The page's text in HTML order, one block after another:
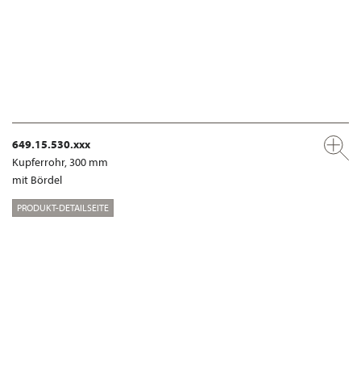
649.15.530.xxx
Kupferrohr, 300 mm
mit Bördel
PRODUKT-DETAILSEITE